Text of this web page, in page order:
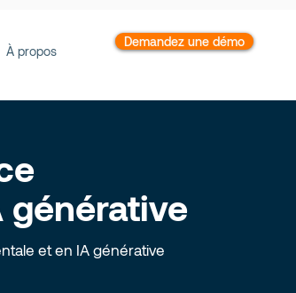
À propos
Demandez une démo
et en IA générative